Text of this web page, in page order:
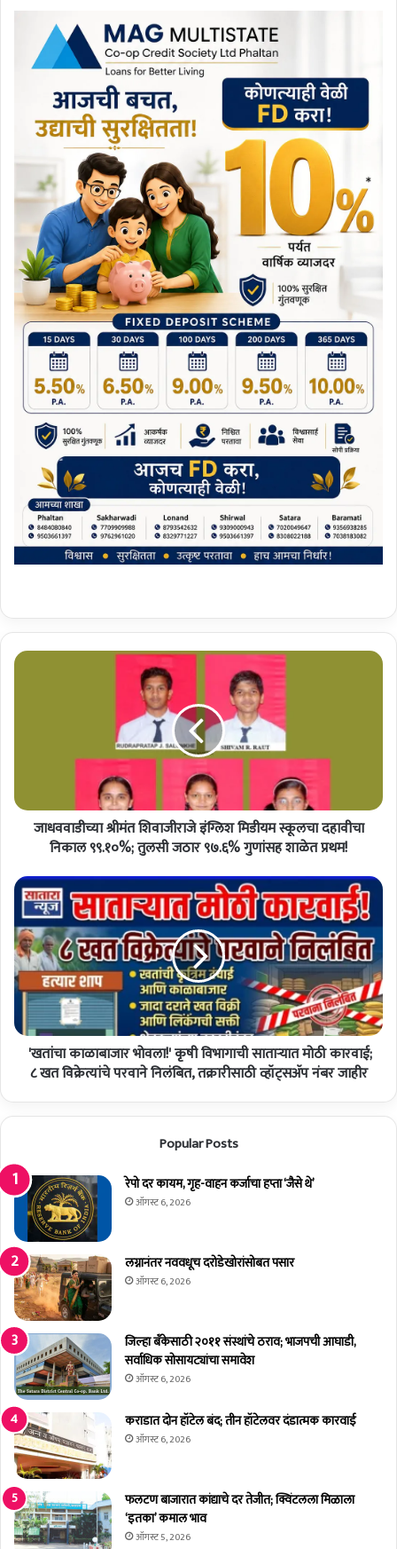
जा
त
रा
ग्लि
श
मि
डी
म
द
चा
नि
का
९
९
.
१
०
%
;
तु
ल
सी
ज
ठा
र
९
७
.
६
जाधववाडीच्या श्रीमंत शिवाजीराजे इंग्लिश मिडीयम स्कूलचा दहावीचा
निकाल ९९.१०%; तुलसी जठार ९७.६% गुणांसह शाळेत प्रथम!
ख
तां
चा
का
ळा
जा
ला
कृ
षी
वि
गा
ची
सा
ता
ऱ्या
त
मो
ठी
का
र
वा
ई
;
८
ख
त
वि
'खतांचा काळाबाजार भोवला!' कृषी विभागाची साताऱ्यात मोठी कारवाई;
८ खत विक्रेत्यांचे परवाने निलंबित, तक्रारीसाठी व्हॉट्सॲप नंबर जाहीर
Popular Posts
रेपो दर कायम, गृह-वाहन कर्जाचा हप्ता ‘जैसे थे’
ऑगस्ट 6, 2026
लग्नानंतर नववधूच दरोडेखोरांसोबत पसार
ऑगस्ट 6, 2026
जिल्हा बँकेसाठी २०११ संस्थांचे ठराव; भाजपची आघाडी,
सर्वाधिक सोसायट्यांचा समावेश
ऑगस्ट 6, 2026
कराडात दोन हॉटेल बंद; तीन हॉटेलवर दंडात्मक कारवाई
ऑगस्ट 6, 2026
फलटण बाजारात कांद्याचे दर तेजीत; क्विंटलला मिळाला
‘इतका’ कमाल भाव
ऑगस्ट 5, 2026